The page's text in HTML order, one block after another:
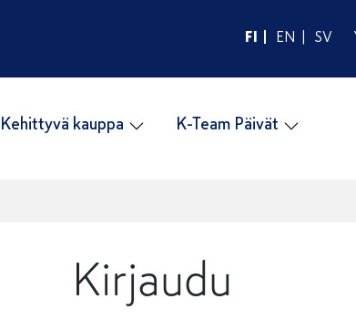
FI EN SV
Kehittyvä kauppa K-Team Päivät
Kirjaudu